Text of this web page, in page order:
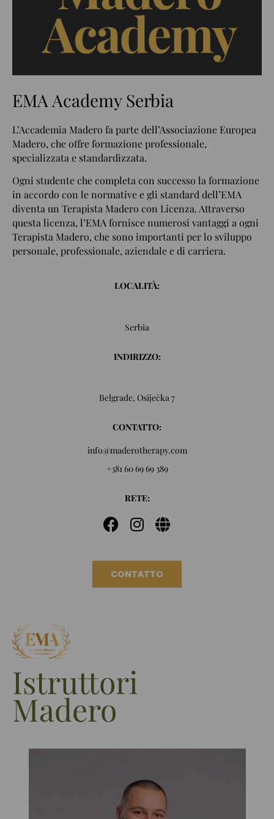
EMA Academy Serbia
L’Accademia Madero fa parte dell’Associazione Europea
Madero, che offre formazione professionale,
specializzata e standardizzata.
Ogni studente che completa con successo la formazione
in accordo con le normative e gli standard dell’EMA
diventa un Terapista Madero con Licenza. Attraverso
questa licenza, l’EMA fornisce numerosi vantaggi a ogni
Terapista Madero, che sono importanti per lo sviluppo
personale, professionale, aziendale e di carriera.
LOCALITÀ:
Serbia
INDIRIZZO:
Belgrade, Osiječka 7
CONTATTO:
info@maderotherapy.com
+381 60 69 69 389
RETE:
CONTATTO
Istruttori
Madero